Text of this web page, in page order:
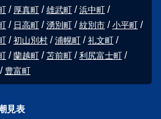
厚真町 雄武町
浜中町
日高町 湧別町 紋別市
小平町
初山別村 浦幌町
礼文町
蘭越町 苫前町
利尻富士町
豊富町
見表